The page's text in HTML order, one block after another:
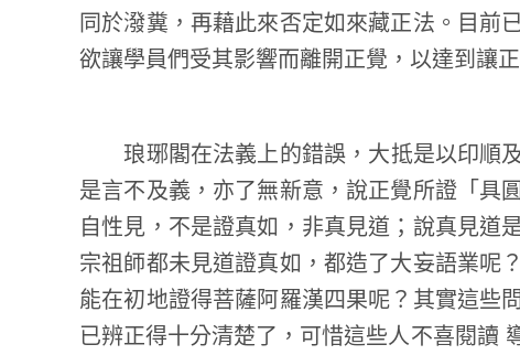
同於潑糞，再藉此來否定如來藏正法。目前
欲讓學員們受其影響而離開正覺，以達到讓
琅琊閣在法義上的錯誤，大抵是以印順
是言不及義，亦了無新意，說正覺所證「具
自性見，不是證真如，非真見道；說真見道
宗祖師都未見道證真如，都造了大妄語業呢
能在初地證得菩薩阿羅漢四果呢？其實這些
已辨正得十分清楚了，可惜這些人不喜閱讀